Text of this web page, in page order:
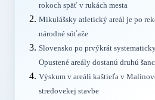
rokoch späť v rukách mesta
Mikulášsky atletický areál je po
národné súťaže
Slovensko po prvýkrát
Opustené areály dostanú druhú
Výskum v areáli kaštieľa v
stredovekej stavbe